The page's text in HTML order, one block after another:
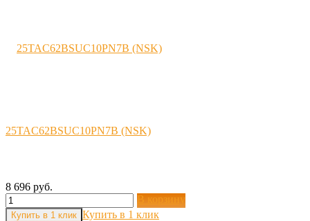
25TAC62BSUC10PN7B (NSK)
8 696 руб.
В корзину
Купить в 1 клик